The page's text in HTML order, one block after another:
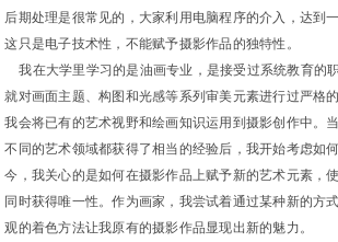
后期处理是很常见的，大家利用电脑程序的介入，达到
这只是电子技术性，不能赋予摄影作品的独特性。
我在大学里学习的是油画专业，是接受过系统教育的
就对画面主题、构图和光感等系列审美元素进行过严格
我会将已有的艺术视野和绘画知识运用到摄影创作中。
不同的艺术领域都获得了相当的经验后，我开始考虑如
今，我关心的是如何在摄影作品上赋予新的艺术元素，
同时获得唯一性。作为画家，我尝试着通过某种新的方
观的着色方法让我原有的摄影作品显现出新的魅力。